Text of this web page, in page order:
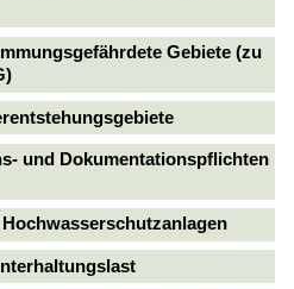
Gebiete (zu
und Dokumentationspflichten